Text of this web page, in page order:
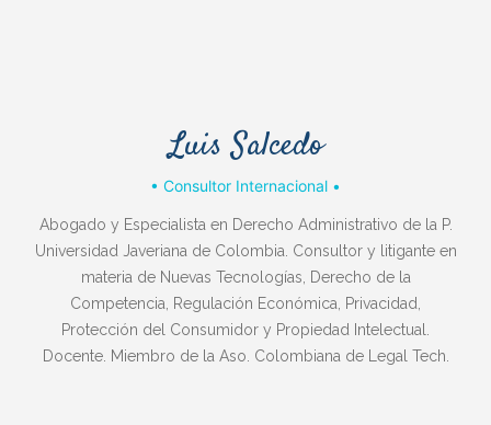
Luis Salcedo
• Consultor Internacional •
Abogado y Especialista en Derecho Administrativo de la P.
Universidad Javeriana de Colombia. Consultor y litigante en
materia de Nuevas Tecnologías, Derecho de la
Competencia, Regulación Económica, Privacidad,
Protección del Consumidor y Propiedad Intelectual.
Docente. Miembro de la Aso. Colombiana de Legal Tech.